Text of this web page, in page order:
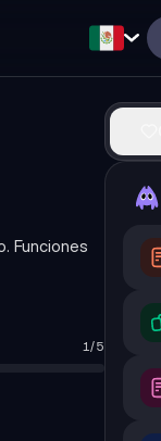
Funciones
1/5